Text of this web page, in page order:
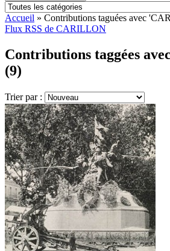
Accueil » Contributions taguées avec
Flux RSS de CARILLON
Contributions taggées
(9)
Trier par :